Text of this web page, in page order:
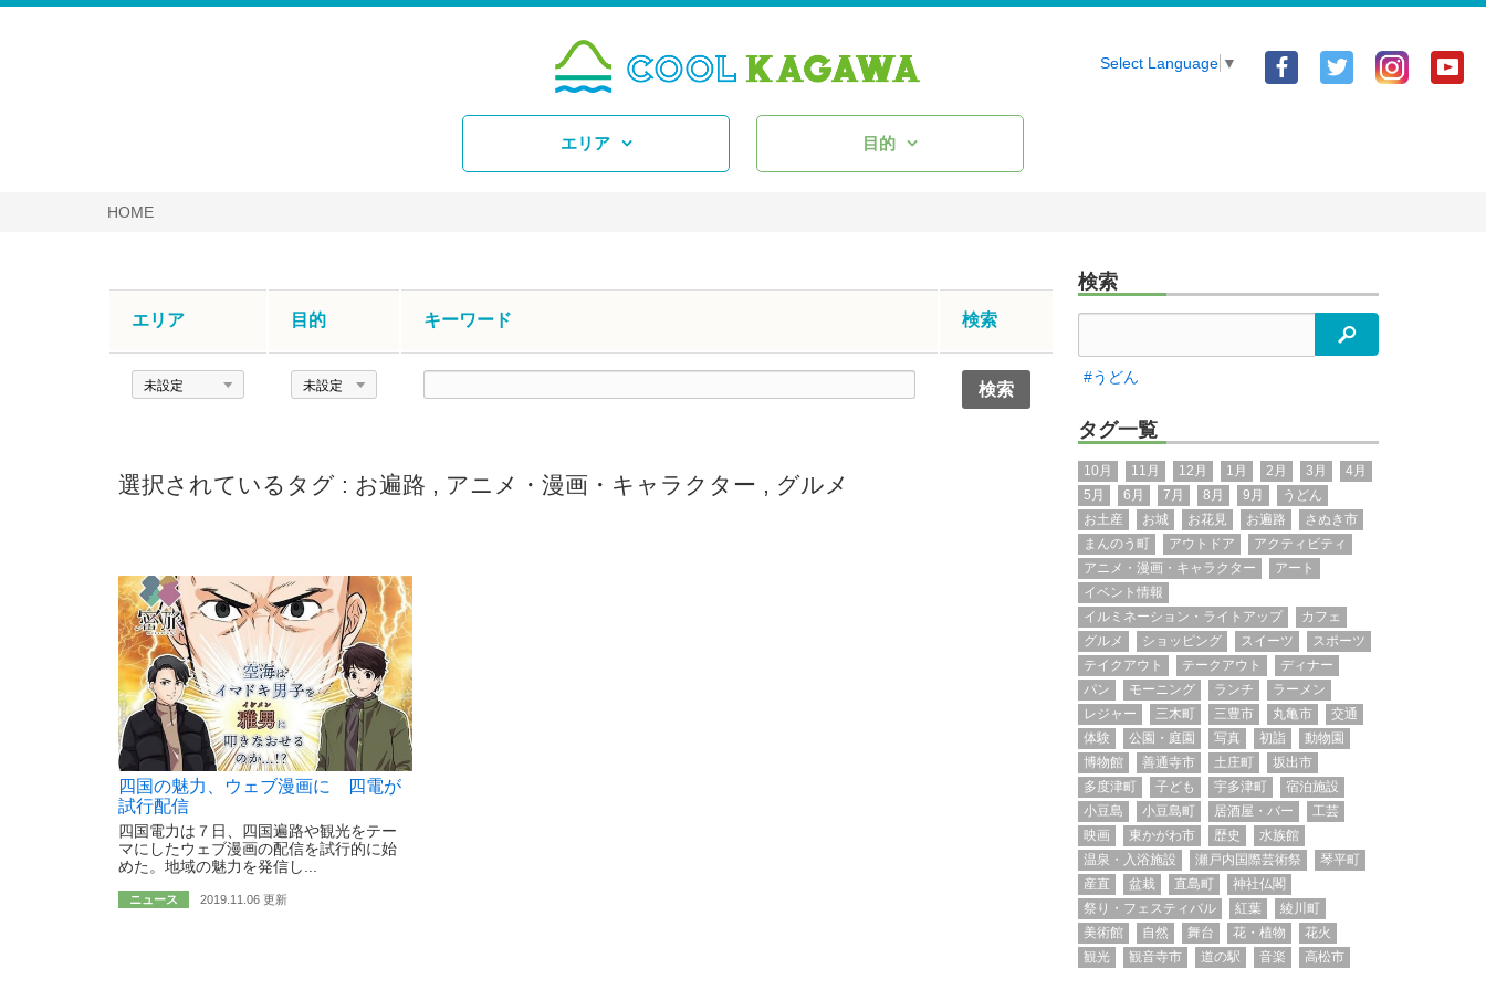
Facebook
Twitter
Select Language ▼
エリア 目的
HOME
エリア 目的 キーワード 検索
エ
目
ド
選択されているタグ : お遍路 , アニメ・漫画・キャラクター , グルメ
四国の魅力、ウェブ漫画に 四電が
試行配信
四国電力は７日、四国遍路や観光をテー
マにしたウェブ漫画の配信を試行的に始
めた。地域の魅力を発信し...
ニュース 2019.11.06 更新
検索
検索
#うどん
タグ一覧
10月 11月 12月 1月 2月 3月
4月
5月
6月 7月 8月 9月
うどん
お土産
お城 お花見 お遍路
さぬき市
まんのう町
アウトドア
アクティビティ
アニメ・漫画・キャラクター
アート
イベント情報
イルミネーション・ライトアップ
カフェ
グルメ
ショッピング スイーツ
スポーツ
テイクアウト
テークアウト
ディナー
パン
モーニング ランチ
ラーメン
レジャー
三木町 三豊市 丸亀市
交通
体験
公園・庭園 写真 初詣
動物園
博物館
善通寺市 土庄町
坂出市
多度津町
子ども 宇多津町
宿泊施設
小豆島
小豆島町 居酒屋・バー
工芸
映画
東かがわ市 歴史
水族館
温泉・入浴施設
瀬戸内国際芸術祭
琴平町
産直
盆栽 直島町
神社仏閣
祭り・フェスティバル
紅葉
綾川町
美術館
自然 舞台 花・植物
花火
観光
観音寺市 道の駅 音楽 高松市